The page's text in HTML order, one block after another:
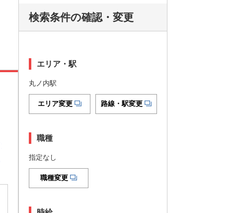
検索条件の確認・変更
エリア・駅
丸ノ内駅
エリア変更 路線・駅変更
職種
指定なし
職種変更